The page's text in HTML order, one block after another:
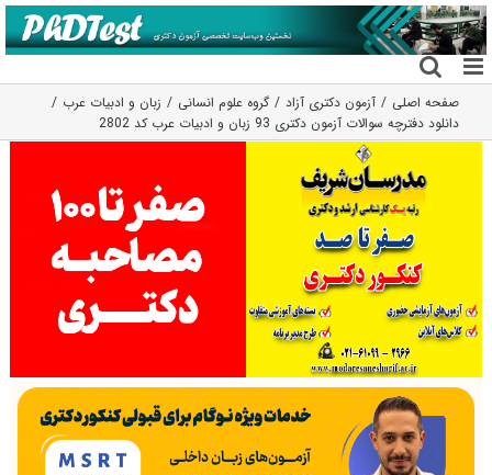
رفتن
به
محتوا
صفحه اصلی آزمون دکتری آزاد گروه علوم انسانی
زبان و ادبیات عرب
دانلود دفترچه سوالات آزمون دکتری 93 زبان و ادبیات عرب کد 2802